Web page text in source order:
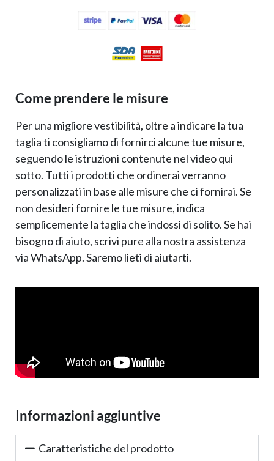
Come prendere le misure
Per una migliore vestibilità, oltre a indicare la tua
taglia ti consigliamo di fornirci alcune tue misure,
seguendo le istruzioni contenute nel video qui
sotto. Tutti i prodotti che ordinerai verranno
personalizzati in base alle misure che ci fornirai. Se
non desideri fornire le tue misure, indica
semplicemente la taglia che indossi di solito. Se hai
bisogno di aiuto, scrivi pure alla nostra assistenza
via WhatsApp. Saremo lieti di aiutarti.
Informazioni aggiuntive
Caratteristiche del prodotto